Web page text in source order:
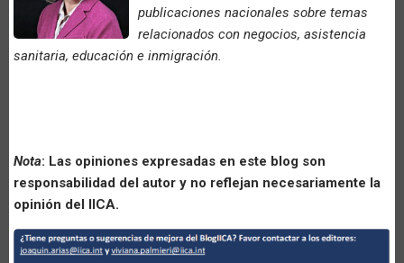
publicaciones nacionales sobre temas
relacionados con negocios, asistencia
sanitaria, educación e inmigración.
Nota: Las opiniones expresadas en este blog son
responsabilidad del autor y no reflejan necesariamente la
opinión del IICA.